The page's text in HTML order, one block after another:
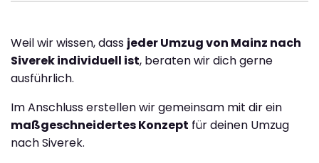
Weil wir wissen, dass jeder Umzug von Mainz nach
Siverek individuell ist, beraten wir dich gerne
ausführlich.
Im Anschluss erstellen wir gemeinsam mit dir ein
maßgeschneidertes Konzept für deinen Umzug
nach Siverek.